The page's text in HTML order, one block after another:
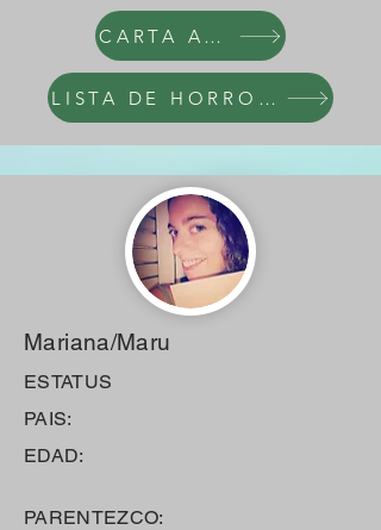
CARTA AL NARCI
LISTA DE HORRORES
Mariana/Maru
ESTATUS
PAIS:
EDAD:
PARENTEZCO: